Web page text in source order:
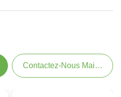
Contactez-Nous Maintenant